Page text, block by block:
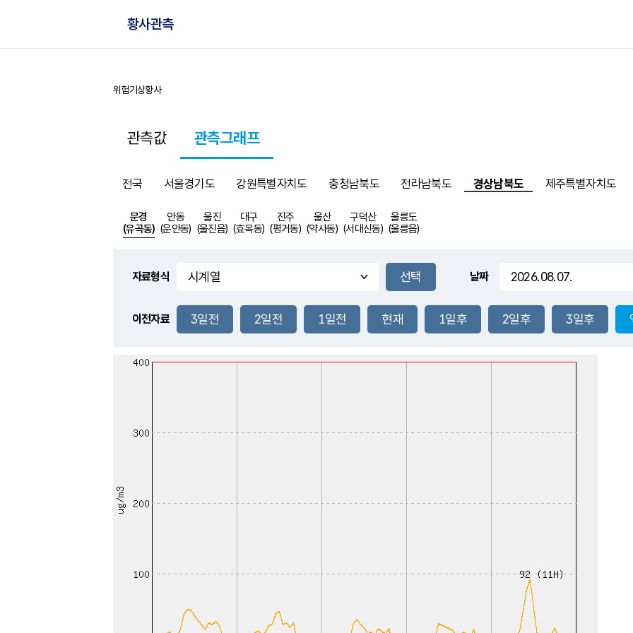
황사관측
홈
위험기상황사
관측값 관측그래프
전국 서울경기도 강원특별자치도 충청남북도 전라남북도 경상남북도 제주특별자치도
문경
(유곡동)
안동
(운안동)
울진
(울진읍)
대구
(효목동)
진주
(평거동)
울산
(약사동)
구덕산
(서대신동)
울릉도
(울릉읍)
자료형식 날짜
이전자료 3일전 2일전 1일전 현재 1일후 2일후 3일후